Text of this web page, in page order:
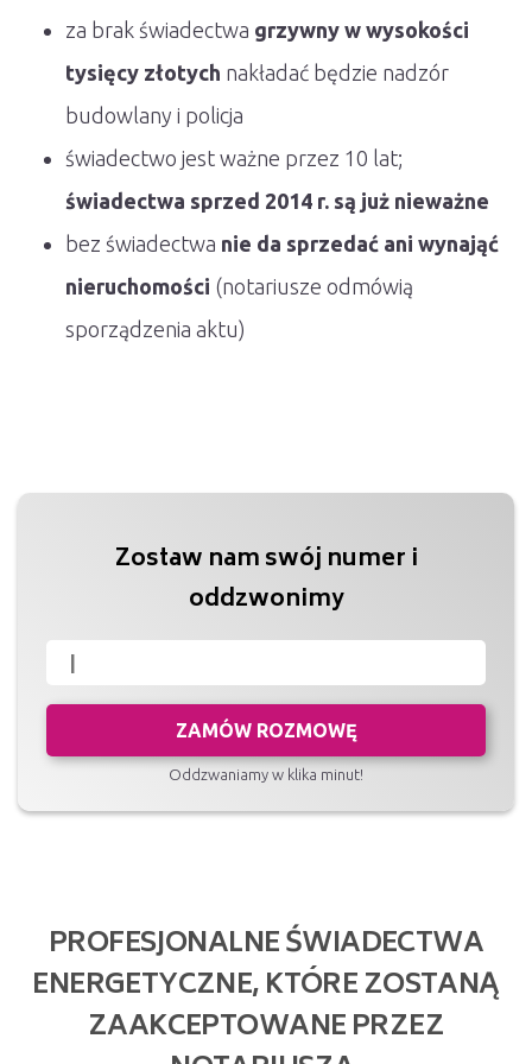
za brak świadectwa grzywny w wysokości
tysięcy złotych nakładać będzie nadzór
budowlany i policja
świadectwo jest ważne przez 10 lat;
świadectwa sprzed 2014 r. są już nieważne
bez świadectwa nie da sprzedać ani wynająć
nieruchomości (notariusze odmówią
sporządzenia aktu)
Zostaw nam swój numer i
oddzwonimy
ZAMÓW ROZMOWĘ
Oddzwaniamy w klika minut!
PROFESJONALNE ŚWIADECTWA
ENERGETYCZNE, KTÓRE ZOSTANĄ
ZAAKCEPTOWANE PRZEZ